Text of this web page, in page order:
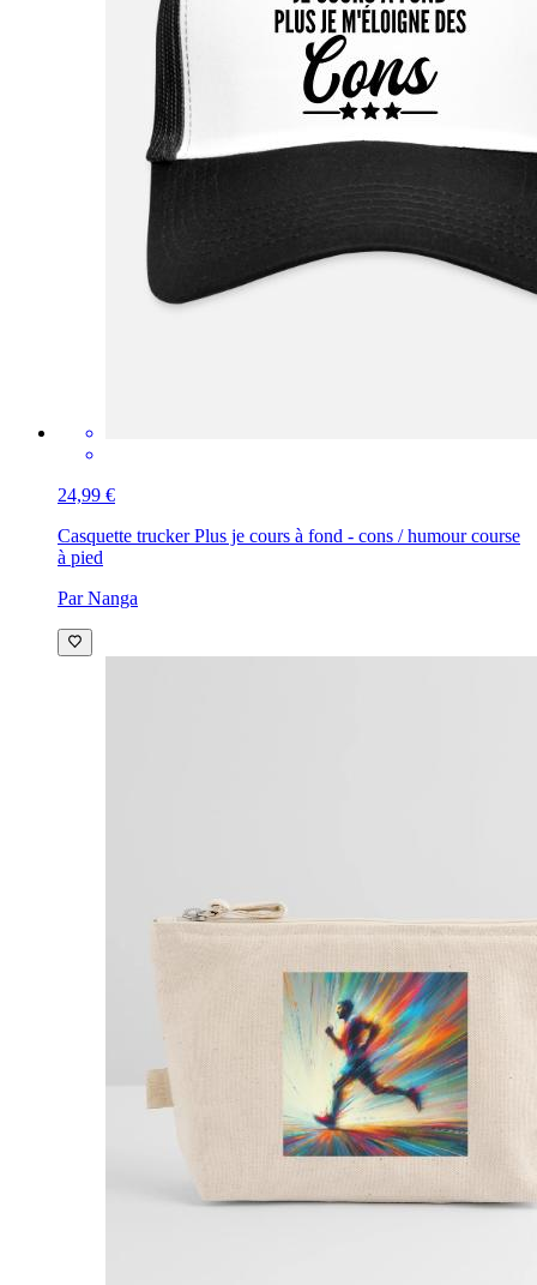
24,99 €
Casquette truckerPlus je cours à fond - cons / humour course
à pied
Par Nanga